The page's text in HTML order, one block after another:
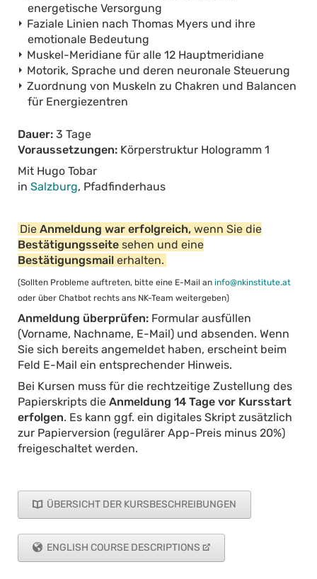
energetische Versorgung
Faziale Linien nach Thomas Myers und ihre
emotionale Bedeutung
Muskel-Meridiane für alle 12 Hauptmeridiane
Motorik, Sprache und deren neuronale Steuerung
Zuordnung von Muskeln zu Chakren und Balancen
für Energiezentren
Dauer:3 Tage
Voraussetzungen:Körperstruktur Hologramm 1
Mit Hugo Tobar
in Salzburg, Pfadfinderhaus
Die Anmeldung war erfolgreich, wenn Sie die
Bestätigungsseite sehen und eine
Bestätigungsmail erhalten.
(Sollten Probleme auftreten, bitte eine E-Mail an info@nkinstitute.at
oder über Chatbot rechts ans NK-Team weitergeben)
Anmeldung überprüfen:Formular ausfüllen
(Vorname, Nachname, E-Mail) und absenden. Wenn
Sie sich bereits angemeldet haben, erscheint beim
Feld E-Mail ein entsprechender Hinweis.
Bei Kursen muss für die rechtzeitige Zustellung des
Papierskripts die Anmeldung 14 Tage vor Kursstart
erfolgen. Es kann ggf. ein digitales Skript zusätzlich
zur Papierversion (regulärer App-Preis minus 20%)
freigeschaltet werden.
ÜBERSICHT DER KURSBESCHREIBUNGEN
ENGLISH COURSE DESCRIPTIONS